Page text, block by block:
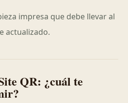
impresa que debe llevar al
actualizado.
QR: ¿cuál te